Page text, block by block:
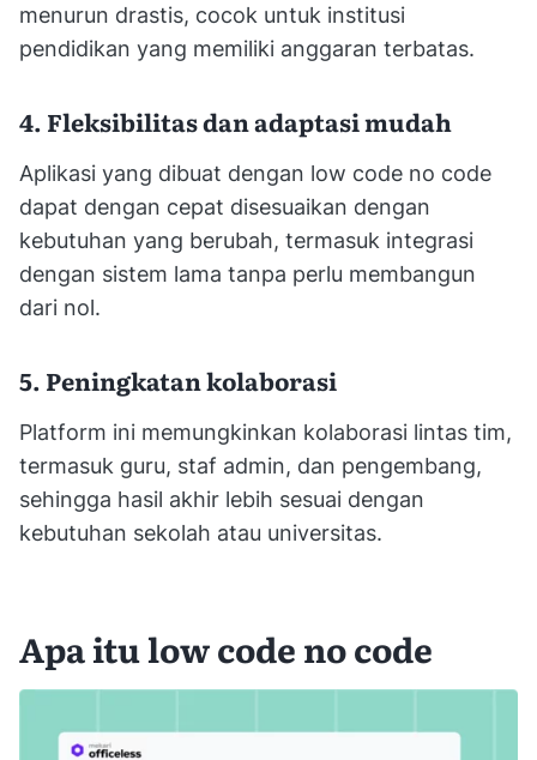
menurun drastis, cocok untuk institusi
pendidikan yang memiliki anggaran terbatas.
4. Fleksibilitas dan adaptasi mudah
Aplikasi yang dibuat dengan low code no code
dapat dengan cepat disesuaikan dengan
kebutuhan yang berubah, termasuk integrasi
dengan sistem lama tanpa perlu membangun
dari nol.
5. Peningkatan kolaborasi
Platform ini memungkinkan kolaborasi lintas tim,
termasuk guru, staf admin, dan pengembang,
sehingga hasil akhir lebih sesuai dengan
kebutuhan sekolah atau universitas.
Apa itu low code no code